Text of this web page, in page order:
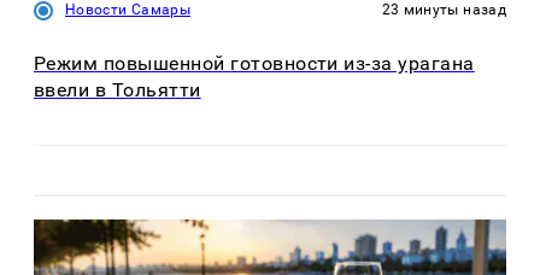
Новости Самары 23 минуты назад
Режим повышенной готовности из-за урагана
ввели в Тольятти